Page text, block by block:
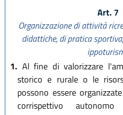
Art. 7
Organizzazione di attività
didattiche, di pratica
1. Al fine di valorizzare
storico e rurale o le
possono essere
corrispettivo